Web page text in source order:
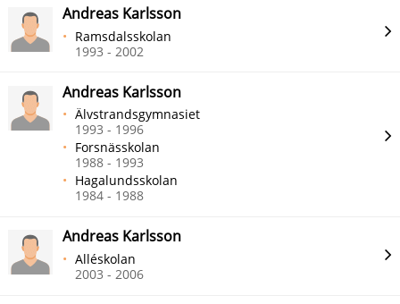
Andreas Karlsson
Ramsdalsskolan
1993 - 2002
Andreas Karlsson
Älvstrandsgymnasiet
1993 - 1996
Forsnässkolan
1988 - 1993
Hagalundsskolan
1984 - 1988
Andreas Karlsson
Alléskolan
2003 - 2006